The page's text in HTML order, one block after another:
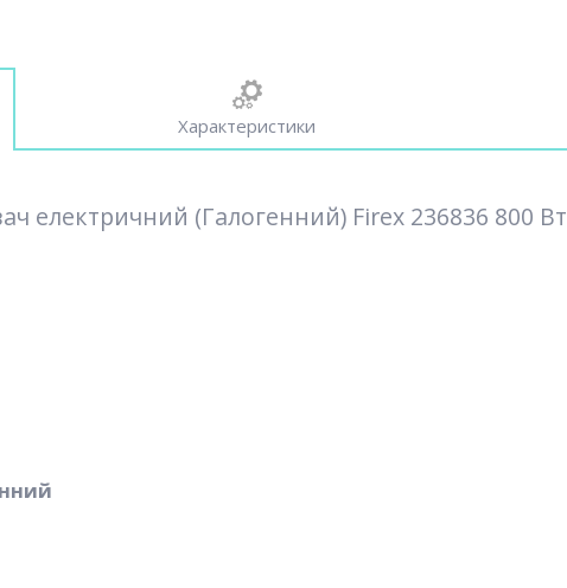
Характеристики
електричний (Галогенний) Firex 236836 800 Вт